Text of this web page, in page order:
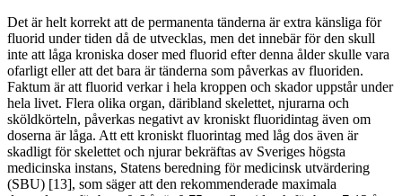
Det är helt korrekt att de permanenta tänderna är extra känsliga för
fluorid under tiden då de utvecklas, men det innebär för den skull
inte att låga kroniska doser med fluorid efter denna ålder skulle vara
ofarligt eller att det bara är tänderna som påverkas av fluoriden.
Faktum är att fluorid verkar i hela kroppen och skador uppstår under
hela livet. Flera olika organ, däribland skelettet, njurarna och
sköldkörteln, påverkas negativt av kroniskt fluoridintag även om
doserna är låga. Att ett kroniskt fluorintag med låg dos även är
skadligt för skelettet och njurar bekräftas av Sveriges högsta
medicinska instans, Statens beredning för medicinsk utvärdering
(SBU) [13], som säger att den rekommenderade maximala